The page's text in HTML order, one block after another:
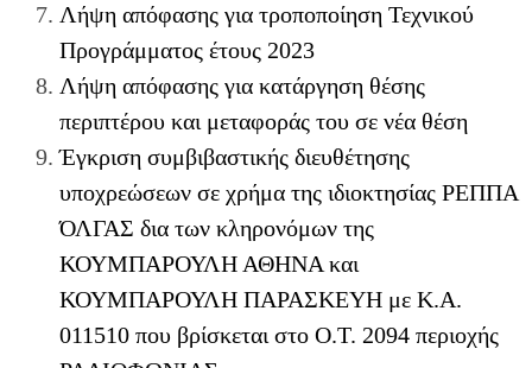
Λήψη απόφασης για τροποποίηση Τεχνικού
Προγράμματος έτους 2023
Λήψη απόφασης για κατάργηση θέσης
περιπτέρου και μεταφοράς του σε νέα θέση
Έγκριση συμβιβαστικής διευθέτησης
υποχρεώσεων σε χρήμα της ιδιοκτησίας ΡΕΠΠΑ
ΌΛΓΑΣ δια των κληρονόμων της
ΚΟΥΜΠΑΡΟΥΛΗ ΑΘΗΝΑ και
ΚΟΥΜΠΑΡΟΥΛΗ ΠΑΡΑΣΚΕΥΗ με Κ.Α.
011510 που βρίσκεται στο Ο.Τ. 2094 περιοχής